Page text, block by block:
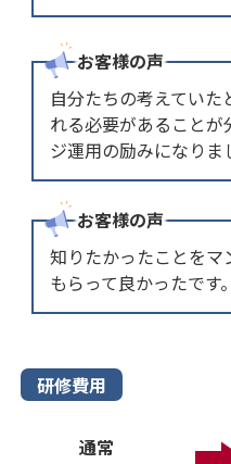
お客様の声
自分たちの考えてい
れる必要があることが
ジ運用の励みになりま
お客様の声
知りたかったことをマ
もらって良かったです。
研修費用
通常